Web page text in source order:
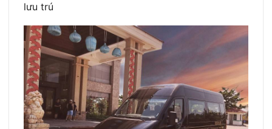
lưu trú